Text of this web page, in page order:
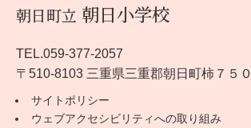
朝日町立 朝日小学校
TEL.059-377-2057
〒510-8103 三重県三重郡朝日町柿７５０
サイトポリシー
ウェブアクセシビリティへの取り組み